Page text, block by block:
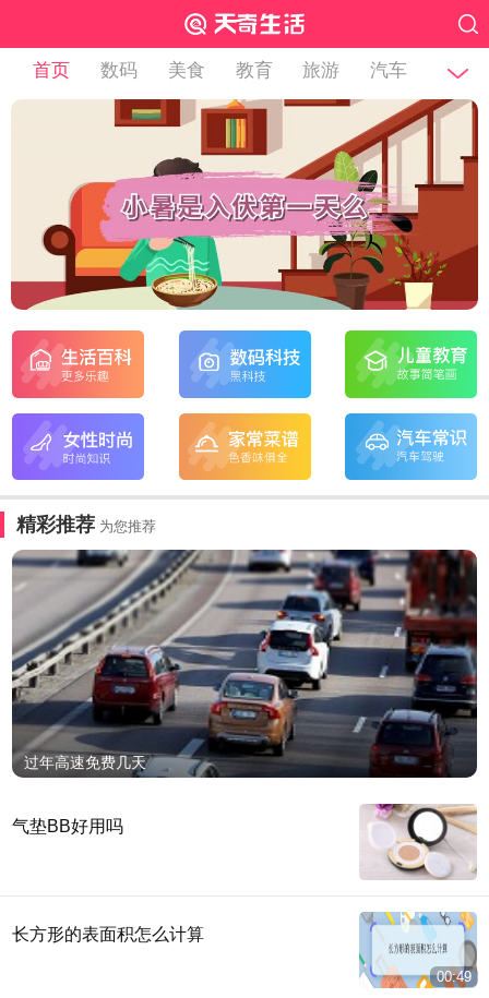
首页 数码 美食 教育 旅游 汽车
精彩推荐 为您推荐
过年高速免费几天
气垫BB好用吗
长方形的表面积怎么计算
00:49